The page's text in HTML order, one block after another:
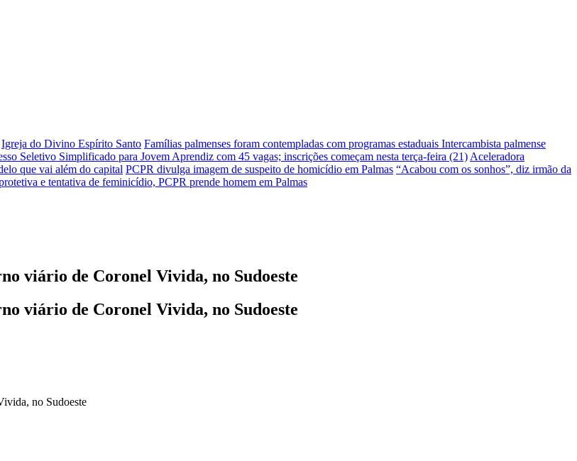
Igreja do Divino Espírito Santo Famílias palmenses foram contempladas com programas estaduais Intercambista palmense
Seletivo Simplificado para Jovem Aprendiz com 45 vagas; inscrições começam nesta terça-feira (21) Aceleradora
que vai além do capital PCPR divulga imagem de suspeito de homicídio em Palmas “Acabou com os sonhos”, diz irmão da
e tentativa de feminicídio, PCPR prende homem em Palmas
viário de Coronel Vivida, no Sudoeste
viário de Coronel Vivida, no Sudoeste